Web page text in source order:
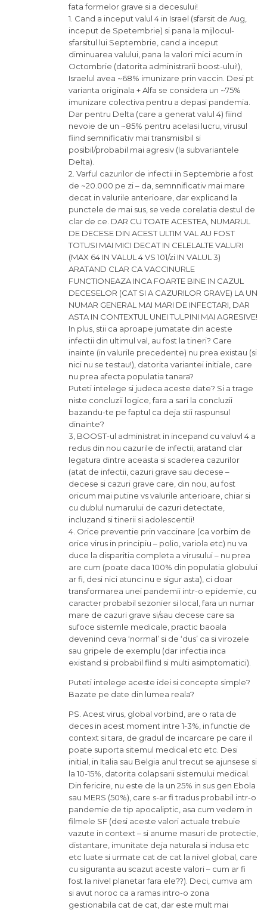
fata formelor grave si a decesului!
1. Cand a inceput valul 4 in Israel (sfarsit de Aug,
inceput de Spetembrie) si pana la mijlocul-
sfarsitul lui Septembrie, cand a inceput
diminuarea valului, pana la valori mici acum in
Octombrie (datorita administrarii boost-ului!),
Israelul avea ~68% imunizare prin vaccin. Desi pt
varianta originala + Alfa se considera un ~75%
imunizare colectiva pentru a depasi pandemia.
Dar pentru Delta (care a generat valul 4) fiind
nevoie de un ~85% pentru acelasi lucru, virusul
fiind semnificativ mai transmisibil si
posibil/probabil mai agresiv (la subvariantele
Delta).
2. Varful cazurilor de infectii in Septembrie a fost
de ~20.000 pe zi – da, semnnificativ mai mare
decat in valurile anterioare, dar explicand la
punctele de mai sus, se vede corelatia destul de
clar de ce. DAR CU TOATE ACESTEA, NUMARUL
DE DECESE DIN ACEST ULTIM VAL AU FOST
TOTUSI MAI MICI DECAT IN CELELALTE VALURI
(MAX 64 IN VALUL 4 VS 101/zi IN VALUL 3)
ARATAND CLAR CA VACCINURLE
FUNCTIONEAZA INCA FOARTE BINE IN CAZUL
DECESELOR (CAT SI A CAZURILOR GRAVE) LA UN
NUMAR GENERAL MAI MARI DE INFECTARI, DAR
ASTA IN CONTEXTUL UNEI TULPINI MAI AGRESIVE!
In plus, stii ca aproape jumatate din aceste
infectii din ultimul val, au fost la tineri? Care
inainte (in valurile precedente) nu prea existau (si
nici nu se testau!), datorita variantei initiale, care
nu prea afecta populatia tanara?
Puteti intelege si judeca aceste date? Si a trage
niste concluzii logice, fara a sari la concluzii
bazandu-te pe faptul ca deja stii raspunsul
dinainte?
3, BOOST-ul administrat in incepand cu valuvl 4 a
redus din nou cazurile de infectii, aratand clar
legatura dintre aceasta si scaderea cazurilor
(atat de infectii, cazuri grave sau decese –
decese si cazuri grave care, din nou, au fost
oricum mai putine vs valurile anterioare, chiar si
cu dublul numarului de cazuri detectate,
incluzand si tinerii si adolescentii!
4. Orice preventie prin vaccinare (ca vorbim de
orice virus in principiu – polio, variola etc) nu va
duce la disparitia completa a virusului – nu prea
are cum (poate daca 100% din populatia globului
ar fi, desi nici atunci nu e sigur asta), ci doar
transformarea unei pandemii intr-o epidemie, cu
caracter probabil sezonier si local, fara un numar
mare de cazuri grave si/sau decese care sa
sufoce sistemle medicale, practic baoala
devenind ceva ‘normal’ si de ‘dus’ ca si virozele
sau gripele de exemplu (dar infectia inca
existand si probabil fiind si multi asimptomatici).
Puteti intelege aceste idei si concepte simple?
Bazate pe date din lumea reala?
PS. Acest virus, global vorbind, are o rata de
deces in acest moment intre 1-3%, in functie de
context si tara, de gradul de incarcare pe care il
poate suporta sitemul medical etc etc. Desi
initial, in Italia sau Belgia anul trecut se ajunsese si
la 10-15%, datorita colapsarii sistemului medical.
Din fericire, nu este de la un 25% in sus gen Ebola
sau MERS (50%), care s-ar fi tradus probabil intr-o
pandemie de tip apocaliptic, asa cum vedem in
filmele SF (desi aceste valori actuale trebuie
vazute in context – si anume masuri de protectie,
distantare, imunitate deja naturala si indusa etc
etc luate si urmate cat de cat la nivel global, care
cu siguranta au scazut aceste valori – cum ar fi
fost la nivel planetar fara ele??). Deci, cumva am
si avut noroc ca a ramas intro-o zona
gestionabila cat de cat, dar este mult mai